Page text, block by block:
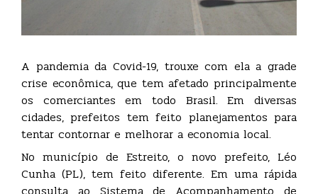
A pandemia da Covid-19, trouxe com ela a grade
crise econômica, que tem afetado principalmente
os comerciantes em todo Brasil. Em diversas
cidades, prefeitos tem feito planejamentos para
tentar contornar e melhorar a economia local.
No município de Estreito, o novo prefeito, Léo
Cunha (PL), tem feito diferente. Em uma rápida